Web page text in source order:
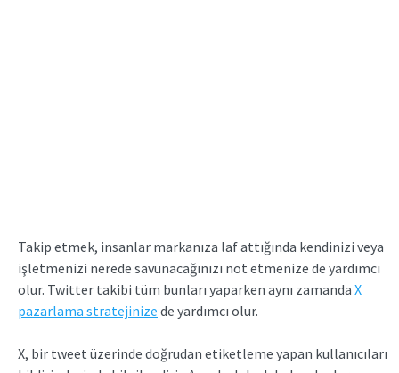
Takip etmek, insanlar markanıza laf attığında kendinizi veya
işletmenizi nerede savunacağınızı not etmenize de yardımcı
olur. Twitter takibi tüm bunları yaparken aynı zamanda X
pazarlama stratejinize de yardımcı olur.
X, bir tweet üzerinde doğrudan etiketleme yapan kullanıcıları